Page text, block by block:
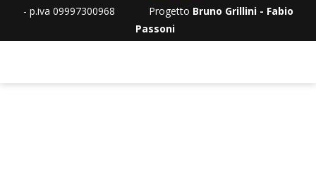
- p.iva 09997300968 Progetto Bruno Grillini - Fabio
Passoni